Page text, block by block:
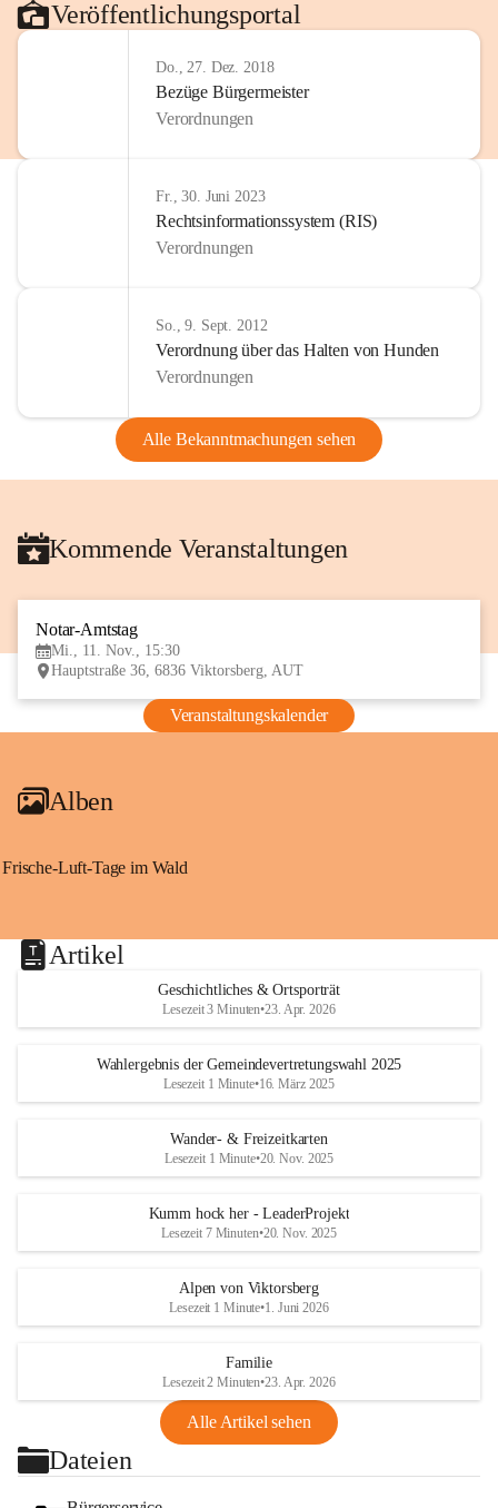
Veröffentlichungsportal
Do., 27. Dez. 2018
Bezüge Bürgermeister
Verordnungen
Fr., 30. Juni 2023
Rechtsinformationssystem (RIS)
Verordnungen
So., 9. Sept. 2012
Verordnung über das Halten von Hunden
Verordnungen
Alle Bekanntmachungen sehen
Kommende Veranstaltungen
Notar-Amtstag
Mi., 11. Nov., 15:30
Hauptstraße 36, 6836 Viktorsberg, AUT
Veranstaltungskalender
Alben
Frische-Luft-Tage im Wald
Artikel
Geschichtliches & Ortsporträt
Lesezeit 3 Minuten•23. Apr. 2026
Wahlergebnis der Gemeindevertretungswahl 2025
Lesezeit 1 Minute•16. März 2025
Wander- & Freizeitkarten
Lesezeit 1 Minute•20. Nov. 2025
Kumm hock her - LeaderProjekt
Lesezeit 7 Minuten•20. Nov. 2025
Alpen von Viktorsberg
Lesezeit 1 Minute•1. Juni 2026
Familie
Lesezeit 2 Minuten•23. Apr. 2026
Alle Artikel sehen
Dateien